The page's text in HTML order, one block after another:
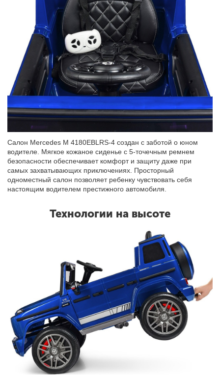
Салон Mercedes M 4180EBLRS-4 создан с заботой о юном
водителе. Мягкое кожаное сиденье с 5-точечным ремнем
безопасности обеспечивает комфорт и защиту даже при
самых захватывающих приключениях. Просторный
одноместный салон позволяет ребенку чувствовать себя
настоящим водителем престижного автомобиля.
Технологии на высоте